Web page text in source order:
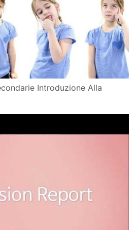
Introduzione Alla